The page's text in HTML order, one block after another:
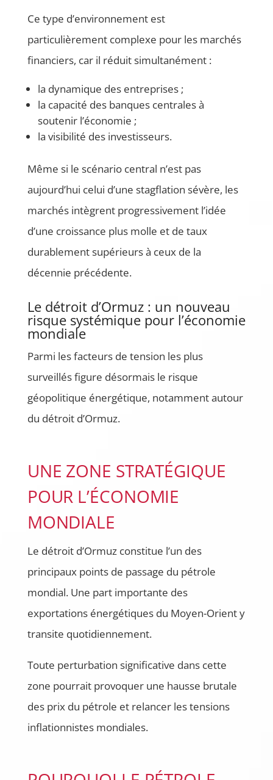
Ce type d’environnement est
particulièrement complexe pour les marchés
financiers, car il réduit simultanément :
la dynamique des entreprises ;
la capacité des banques centrales à
soutenir l’économie ;
la visibilité des investisseurs.
Même si le scénario central n’est pas
aujourd’hui celui d’une stagflation sévère, les
marchés intègrent progressivement l’idée
d’une croissance plus molle et de taux
durablement supérieurs à ceux de la
décennie précédente.
Le détroit d’Ormuz : un nouveau
risque systémique pour l’économie
mondiale
Parmi les facteurs de tension les plus
surveillés figure désormais le risque
géopolitique énergétique, notamment autour
du détroit d’Ormuz.
UNE ZONE STRATÉGIQUE
POUR L’ÉCONOMIE
MONDIALE
Le détroit d’Ormuz constitue l’un des
principaux points de passage du pétrole
mondial. Une part importante des
exportations énergétiques du Moyen-Orient y
transite quotidiennement.
Toute perturbation significative dans cette
zone pourrait provoquer une hausse brutale
des prix du pétrole et relancer les tensions
inflationnistes mondiales.